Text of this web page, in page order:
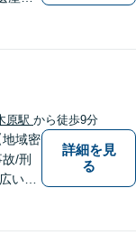
。
域
原駅 から徒歩9分
地域密
/刑
い事
詳細を見
る